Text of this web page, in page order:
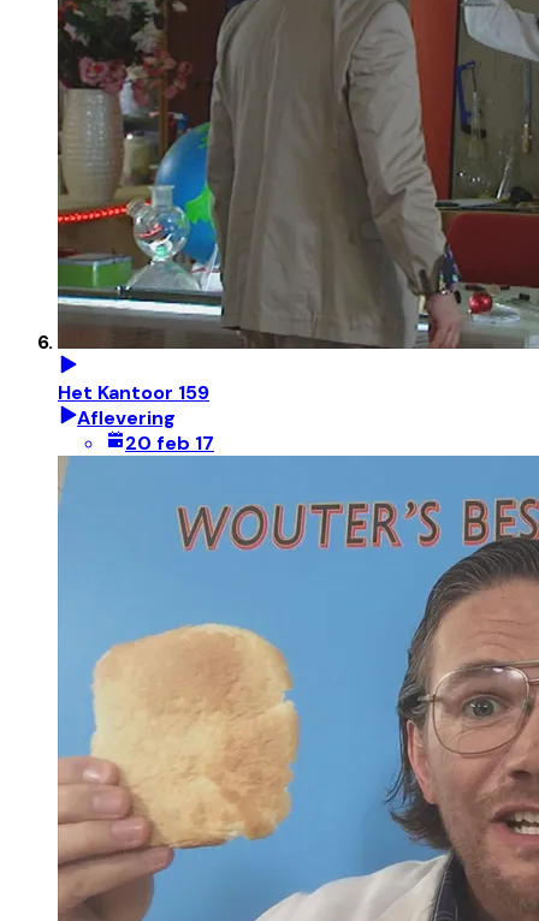
Het Kantoor 159
Aflevering
20 feb 17